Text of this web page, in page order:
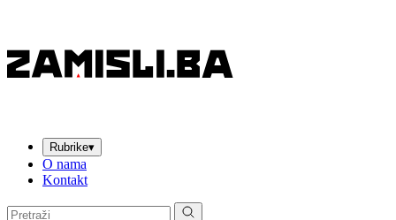
Rubrike▾
O nama
Kontakt
Pretraga: